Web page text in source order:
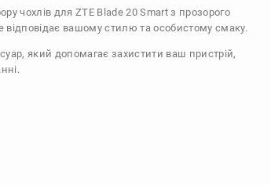
чохлів для ZTE Blade 20 Smart з прозорого
відповідає вашому стилю та особистому смаку.
який допомагає захистити ваш пристрій,